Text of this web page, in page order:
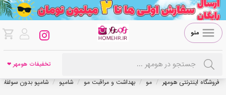
منو
تخفیفات هومهر ❤
فروشگاه اینترنتی هومهر / مو / بهداشت و مراقبت مو / شامپو / شامپو بدون سولفات